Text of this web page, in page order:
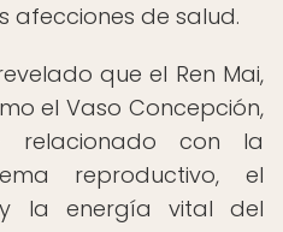
afecciones de salud.
que el Ren Mai,
el Vaso Concepción,
relacionado con la
reproductivo, el
y la energía vital del